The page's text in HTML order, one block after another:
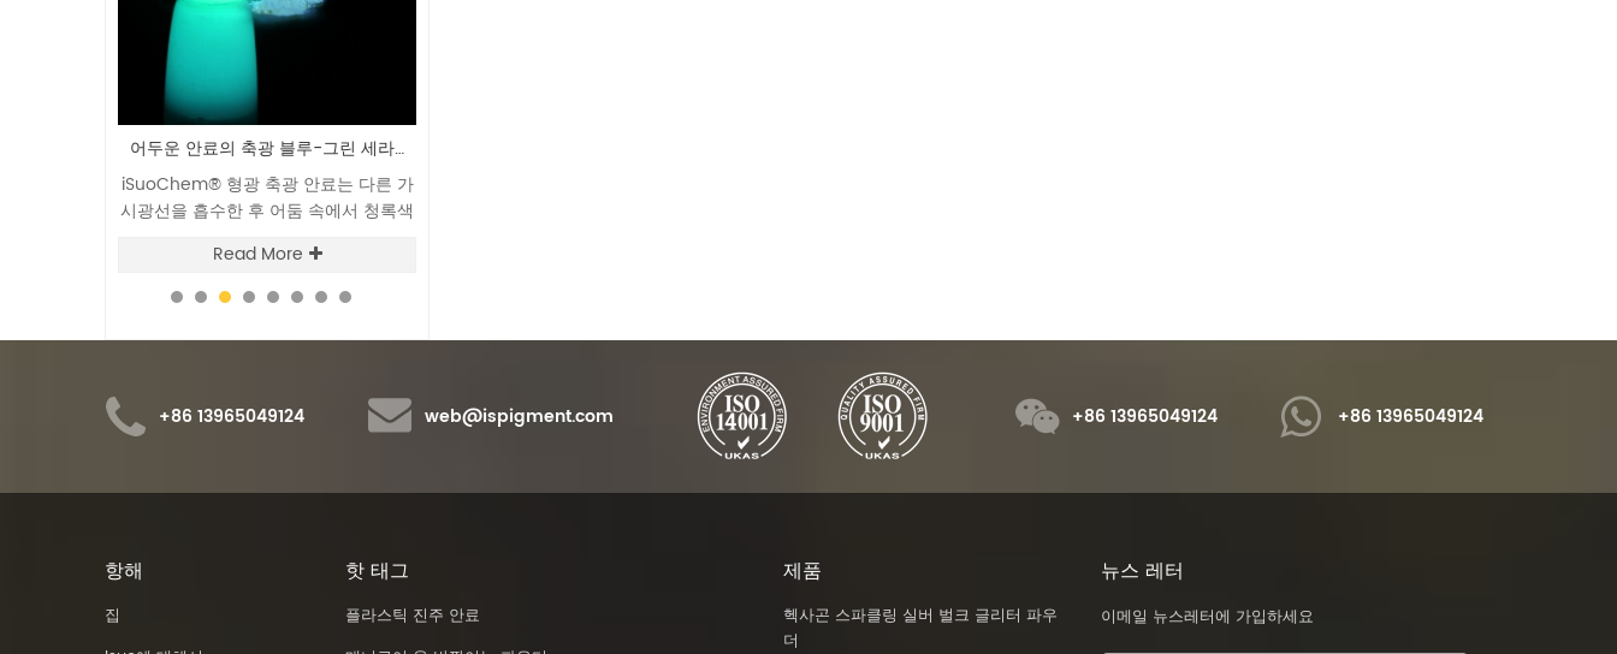
어두운 안료의 축광 블루-그린 세라믹 글로우
iSuoChem® 형광 축광 안료는 다른 가
시광선을 흡수한 후 어둠 속에서 청록색
습니다.
Read More
+86 13965049124 web@ispigment.com +86 13965049124 +86 13965049124
항해
집
핫 태그
플라스틱 진주 안료
제품
헥사곤 스파클링 실버 벌크 글리터 파우
더
뉴스 레터
이메일 뉴스레터에 가입하세요